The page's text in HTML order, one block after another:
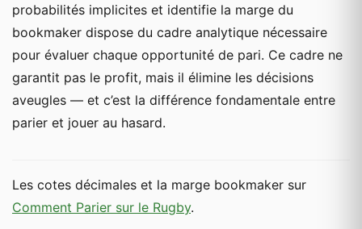
probabilités implicites et identifie la marge du
bookmaker dispose du cadre analytique nécessaire
pour évaluer chaque opportunité de pari. Ce cadre ne
garantit pas le profit, mais il élimine les décisions
aveugles — et c’est la différence fondamentale entre
parier et jouer au hasard.
Les cotes décimales et la marge bookmaker sur
Comment Parier sur le Rugby.